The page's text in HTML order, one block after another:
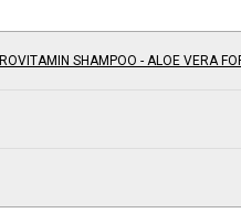
SHAMPOO - ALOE VERA